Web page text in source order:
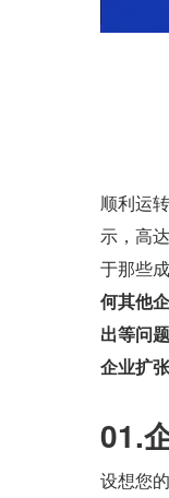
顺利运
示，高
于那些
何其他
出等问
企业扩
01.
设想您